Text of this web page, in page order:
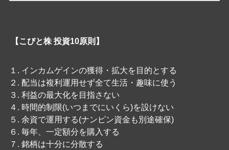
【こびと株 投資10原則】
１. インカムゲインの獲得・拡大を目的とする
２. 配当は複利運用せず全て生活・趣味に使う
３. 利益の最大化を目指さない
４. 時間的制限(いつまでにいくら)を設けない
５. 余資で運用する(ナンピン資金も別途確保)
６. 毎年、一定額分を購入する
７. 銘柄は十分に分散する